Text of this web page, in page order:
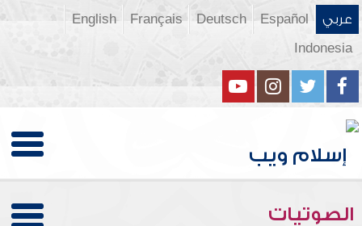
عربي Español
Deutsch
Français
English
Indonesia
الصوتيات